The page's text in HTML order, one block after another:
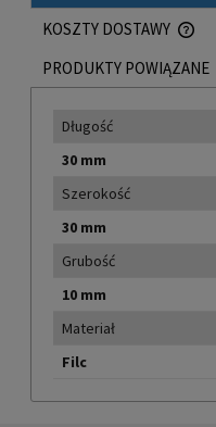
KOSZTY DOSTAWY
CENA NIE ZAWIERA
PRODUKTY POWIĄZANE
Długość
30 mm
Szerokość
30 mm
Grubość
10 mm
Materiał
Filc